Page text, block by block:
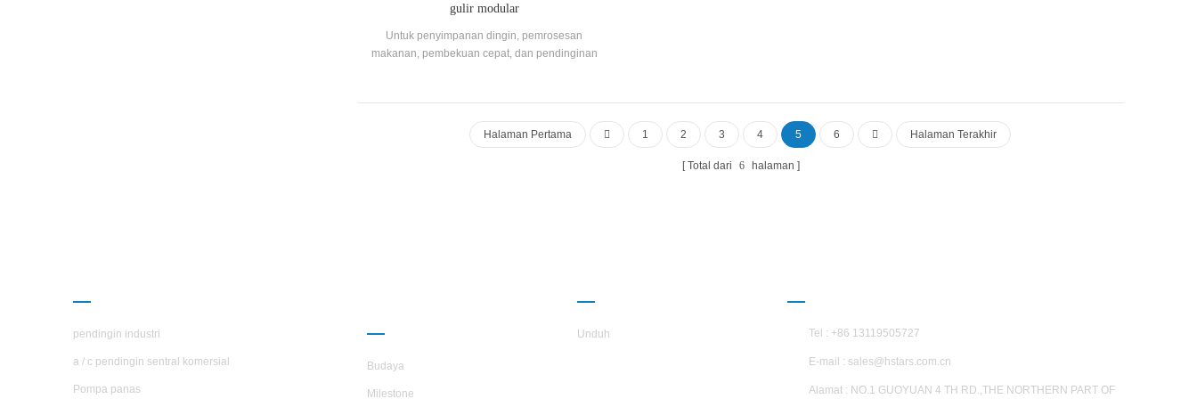
gulir modular
Untuk penyimpanan dingin, pemrosesan
makanan, pembekuan cepat, dan pendinginan
terkenal dan komponen kontrol elektronik. Ini
dilengkapi dengan kondensor dan evaporator
sirip efisiensi tinggi. Unit ini dikendalikan oleh
Halaman Pertama 1 2 3 4 5 6 Halaman Terakhir
Total dari 6 halaman
pendingin industri
a / c pendingin sentral komersial
Pompa panas
Budaya
Milestone
Unduh Tel : +86 13119505727
E-mail : sales@hstars.com.cn
Alamat : NO.1 GUOYUAN 4 TH RD.,THE NORTHERN PART OF